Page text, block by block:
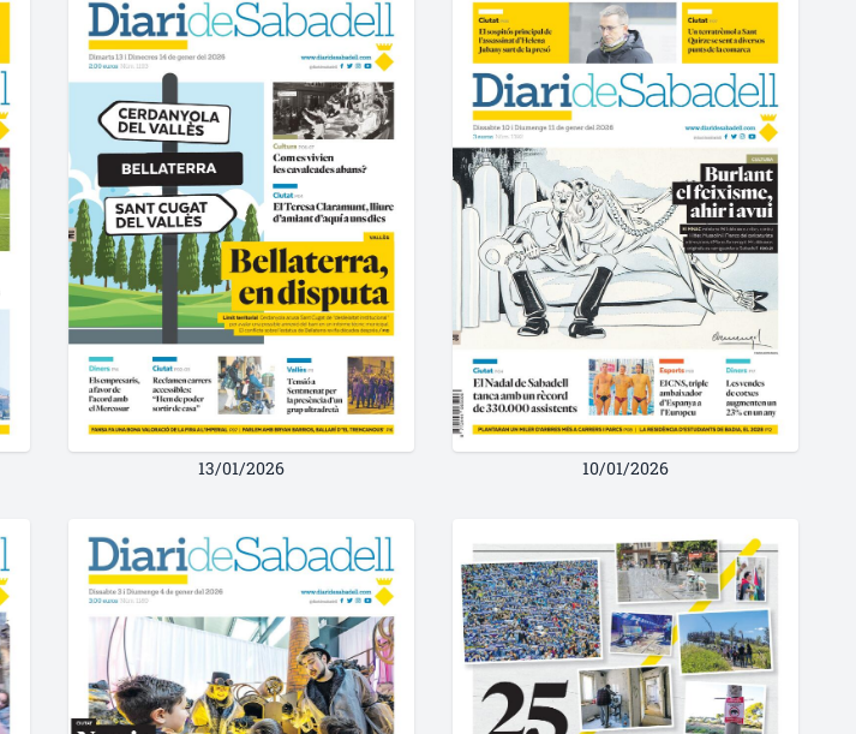
13/01/2026 10/01/2026